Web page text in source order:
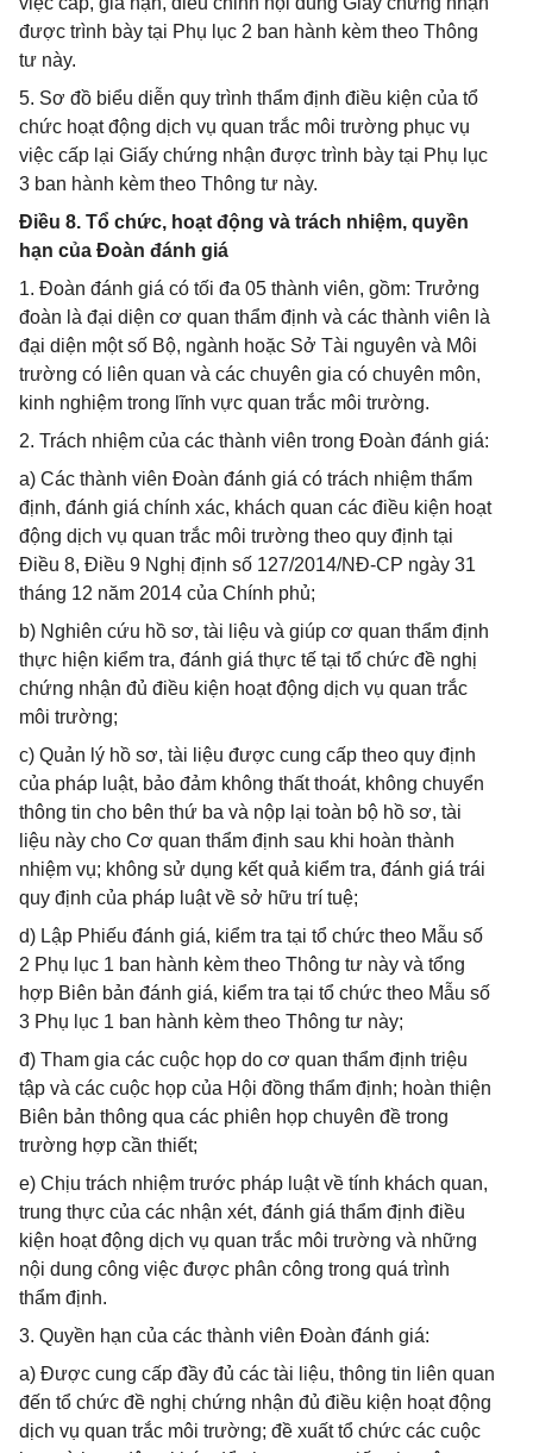
được trình bày tại Phụ lục 2 ban hành kèm theo Thông
tư này.
5. Sơ đồ biểu diễn quy trình thẩm định điều kiện của tổ
chức hoạt động dịch vụ quan trắc môi trường phục vụ
việc cấp lại Giấy chứng nhận được trình bày tại Phụ lục
3 ban hành kèm theo Thông tư này.
Điều 8. Tổ chức, hoạt động và trách nhiệm, quyền
hạn của Đoàn đánh giá
1. Đoàn đánh giá có tối đa 05 thành viên, gồm: Trưởng
đoàn là đại diện cơ quan thẩm định và các thành viên là
đại diện một số Bộ, ngành hoặc Sở Tài nguyên và Môi
trường có liên quan và các chuyên gia có chuyên môn,
kinh nghiệm trong lĩnh vực quan trắc môi trường.
2. Trách nhiệm của các thành viên trong Đoàn đánh giá:
a) Các thành viên Đoàn đánh giá có trách nhiệm thẩm
định, đánh giá chính xác, khách quan các điều kiện hoạt
động dịch vụ quan trắc môi trường theo quy định tại
Điều 8, Điều 9 Nghị định số 127/2014/NĐ-CP ngày 31
tháng 12 năm 2014 của Chính phủ;
b) Nghiên cứu hồ sơ, tài liệu và giúp cơ quan thẩm định
thực hiện kiểm tra, đánh giá thực tế tại tổ chức đề nghị
chứng nhận đủ điều kiện hoạt động dịch vụ quan trắc
môi trường;
c) Quản lý hồ sơ, tài liệu được cung cấp theo quy định
của pháp luật, bảo đảm không thất thoát, không chuyển
thông tin cho bên thứ ba và nộp lại toàn bộ hồ sơ, tài
liệu này cho Cơ quan thẩm định sau khi hoàn thành
nhiệm vụ; không sử dụng kết quả kiểm tra, đánh giá trái
quy định của pháp luật về sở hữu trí tuệ;
d) Lập Phiếu đánh giá, kiểm tra tại tổ chức theo Mẫu số
2 Phụ lục 1 ban hành kèm theo Thông tư này và tổng
hợp Biên bản đánh giá, kiểm tra tại tổ chức theo Mẫu số
3 Phụ lục 1 ban hành kèm theo Thông tư này;
đ) Tham gia các cuộc họp do cơ quan thẩm định triệu
tập và các cuộc họp của Hội đồng thẩm định; hoàn thiện
Biên bản thông qua các phiên họp chuyên đề trong
trường hợp cần thiết;
e) Chịu trách nhiệm trước pháp luật về tính khách quan,
trung thực của các nhận xét, đánh giá thẩm định điều
kiện hoạt động dịch vụ quan trắc môi trường và những
nội dung công việc được phân công trong quá trình
thẩm định.
3. Quyền hạn của các thành viên Đoàn đánh giá:
a) Được cung cấp đầy đủ các tài liệu, thông tin liên quan
đến tổ chức đề nghị chứng nhận đủ điều kiện hoạt động
dịch vụ quan trắc môi trường; đề xuất tổ chức các cuộc